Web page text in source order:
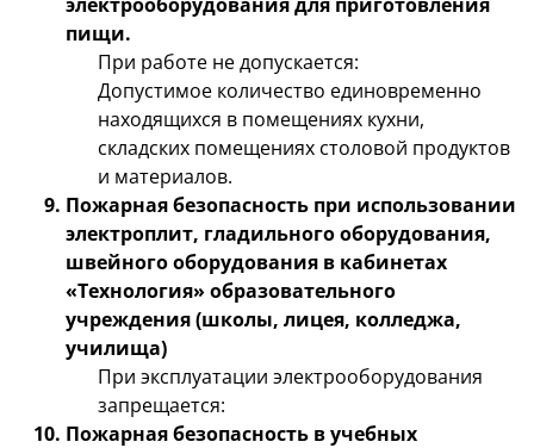
пищи.
При работе не допускается:
Допустимое количество единовременно
находящихся в помещениях кухни,
складских помещениях столовой продуктов
и материалов.
Пожарная безопасность при использовании
электроплит, гладильного оборудования,
швейного оборудования в кабинетах
«Технология» образовательного
учреждения (школы, лицея, колледжа,
училища)
При эксплуатации электрооборудования
запрещается:
Пожарная безопасность в учебных